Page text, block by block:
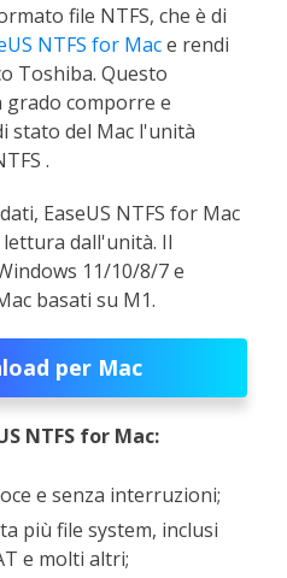
file NTFS, che è di
NTFS for Mace rendi
Toshiba. Questo
comporre e
stato del Mac l'unità
.
EaseUS NTFS for Mac
dall'unità. Il
11/10/8/7 e
basati su M1.
per Mac
NTFS for Mac:
e senza interruzioni;
più file system, inclusi
e molti altri;